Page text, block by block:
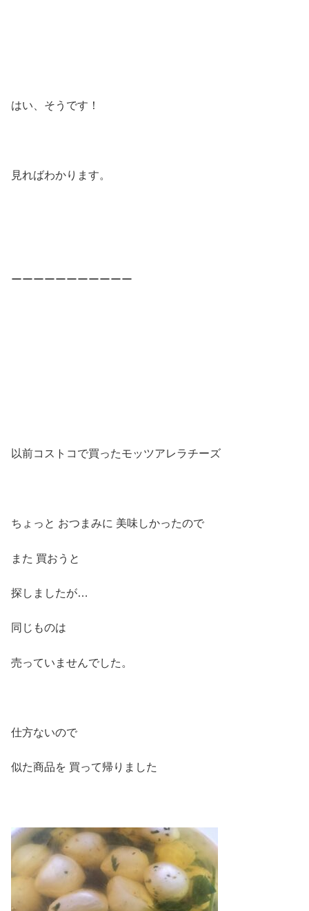
はい、そうです！
見ればわかります。
ーーーーーーーーーーー
以前コストコで買ったモッツアレラチーズ
ちょっと おつまみに 美味しかったので
また 買おうと
探しましたが…
同じものは
売っていませんでした。
仕方ないので
似た商品を 買って帰りました